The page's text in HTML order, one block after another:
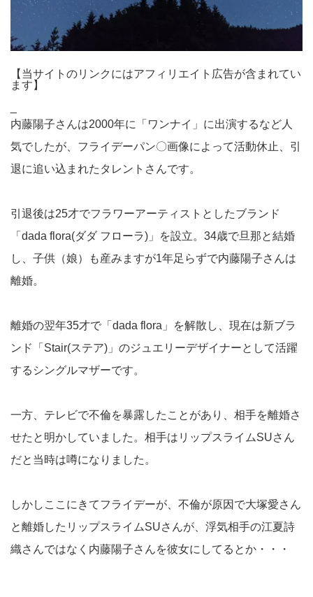
【当サイトのリンクにはアフィリエイト広告が含まれてい
ます】
内藤陽子さんは2000年に「ワンナイ」に出演するなど人
気でしたが、フライデーパン〇画像によって活動休止、引
退に追い込まれたタレントさんです。
引退後は25才でフラワーアーティストとしたブランド
「dada flora(ダダ フローラ)」を設立。34歳で旦那と結婚
し、子供（娘）も産みますが1年足らずで内藤陽子さんは
離婚。
離婚の翌年35才で「dada flora」を解散し、現在は新ブラ
ンド「Stair(ステア)」のジュエリーデザイナーとして活躍
するシングルマザーです。
一方、テレビで不倫を暴露したことがあり、相手を離婚さ
せたと明かしていました。相手はリップスライムSUさん
だと当時は噂になりました。
しかしここにきてフライデーが、不倫が原因で大塚愛さん
と離婚したリップスライムSUさんが、浮気相手の江夏詩
織さんではなく内藤陽子さんを彼女にしてるとか・・・